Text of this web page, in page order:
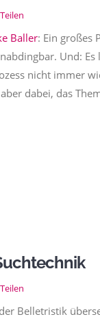
Teilen
Baller: Ein großes
Und:
nicht immer
dabei, das
Teilen
Belletristik